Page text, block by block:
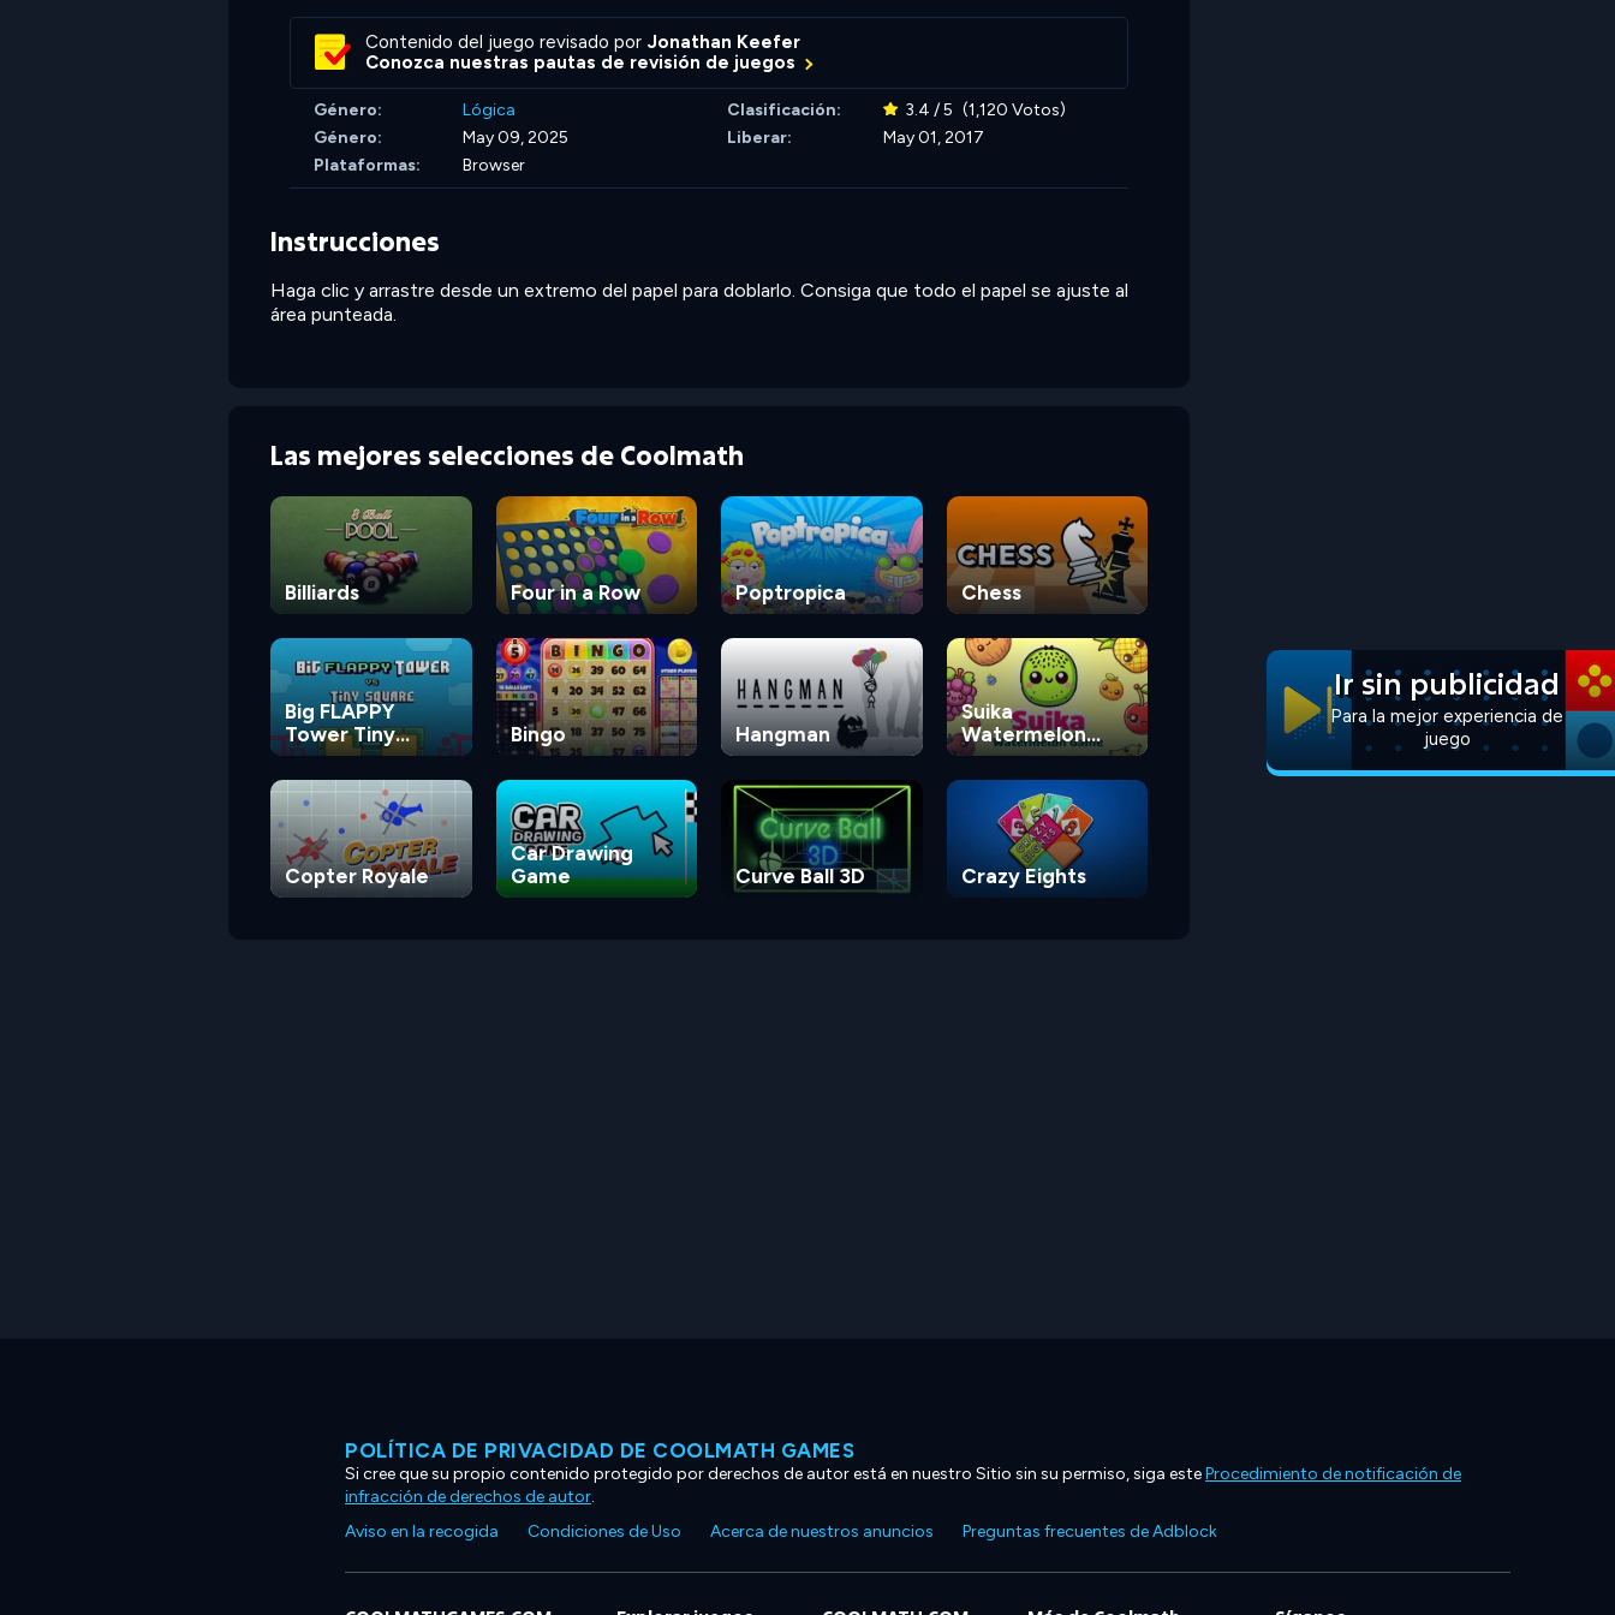
Contenido del juego revisado por Jonathan Keefer
Conozca nuestras pautas de revisión de juegos
Género: Lógica Clasificación: 3.4 / 5 (1,120 Votos)
Género:
May 09, 2025 Liberar:
May 01, 2017
Plataformas:
Browser
Instrucciones
Haga clic y arrastre desde un extremo del papel para doblarlo. Consiga que todo el papel se ajuste al
área punteada.
Las mejores selecciones de Coolmath
Billiards Four in a Row Poptropica Chess
Big FLAPPY
Tower Tiny
Square
Bingo Hangman
Suika
Watermelon
Game
Copter Royale
Car Drawing
Game
Curve Ball 3D Crazy Eights
Ir sin publicidad
Para la mejor experiencia de
juego
POLÍTICA DE PRIVACIDAD DE COOLMATH GAMES
Si cree que su propio contenido protegido por derechos de autor está en nuestro Sitio sin su permiso, siga esteProcedimiento de notificación de
infracción de derechos de autor.
Aviso en la recogida
Condiciones de Uso Acerca de nuestros anuncios Preguntas frecuentes de Adblock